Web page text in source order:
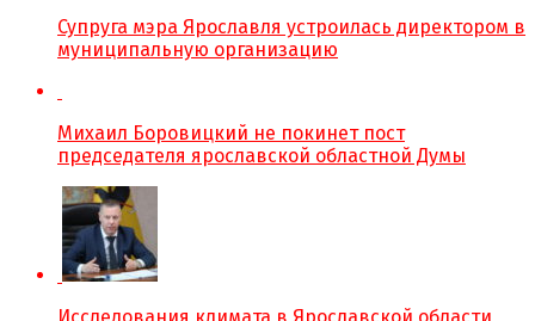
Супруга мэра Ярославля устроилась директором в
муниципальную организацию
Михаил Боровицкий не покинет пост
председателя ярославской областной Думы
Исследования климата в Ярославской области